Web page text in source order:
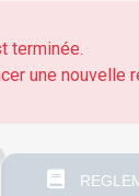
terminée.
une nouvelle